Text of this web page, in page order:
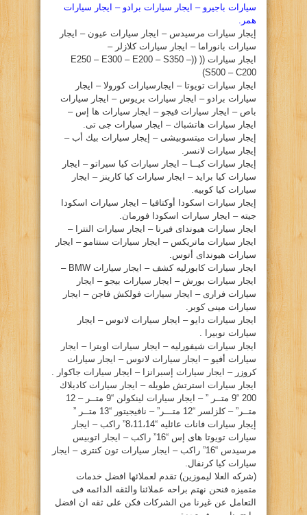
سيارات باجيرو – ايجار سيارات برادو – ايجار سيارات
همر.
إيجار سيارات مرسيدس – ايجار سيارات عيون – ايجار
سيارات بانوراما – ايجار سيارات كلازلر –
ايجار سيارات (( ((E250 – E300 – E200 – S350 –
S500 – C200)
ايجار سيارات تويوتا – ايجارسيارات كورولا – ايجار
سيارات برادو – ايجار سيارات بريوس – ايجار سيارات
باص – ايجار سيارات فيجو – ايجار سيارات ها إس –
ايجار سيارات هاتشباك – ايجار سيارات جى تى.
إيجار سيارات ميتسوبيشى – إيجار سيارات بيك أب –
إيجار سيارات لانسر.
إيجار سيارات كيــا – ايجار سيارات كيا سيراتو – ايجار
سيارات كيا برايد – ايجار سيارات كيا كارينز – ايجار
سيارات كيا كوبيه.
إيجار سيارات اسكودا أوكتافيا – ايجار سيارات اسكودا
جيته – ايجار سيارات اسكودا فورمان.
ايجار سيارات هيونداى فيرنا – ايجار سيارات النترا –
ايجار سيارات ماتريكس – ايجار سيارات سنتامو – ايجار
سيارات هيونداى أتوس.
ايجار سيارات كابورليه كشف – ايجار سيارات BMW –
ايجار سيارات بورش – ايجار سيارات بيجو – ايجار
سيارات فرارى – ايجار سيارات فولكش فاجن – ايجار
سيارات مينى كوبر.
ايجار سيارات دايو – ايجار سيارات لانوس – ايجار
سيارات نوبيرا .
ايجار سيارات شيفورليه – ايجار سيارات اوبترا – ايجار
سيارات أفيو – ايجار سيارات لانوس – ايجار سيارات
كروزر – ايجار سيارات إسبرانزا – ايجار سيارات جاكوار .
ايجار سيارات استرتش طويله – ايجار سيارات كاديلاك
200 “9 متــر ” – ايجار سيارات لينكولن “9 متــر – 12
متــر” – كلزلسر “12 متـــر” – نافيجيتور “13 متــر ”
إيجار سيارات فانات عائليه “8،11،14” راكب – ايجار
سيارات تويوتا هاى إس “16” راكب – ايجار اتوبيس
مرسيدس “16” راكب – ايجار سيارات تون كنترى – ايجار
سيارات كيا كرنفال.
(شركه العلا ليموزين) تقدم لعملائها افضل خدمات
متميزه فنحن نهتم براحه عملائنا والثقه الدائمه فى
التعامل عن غيرنا من الشركات فكن على ثقه ان افضل